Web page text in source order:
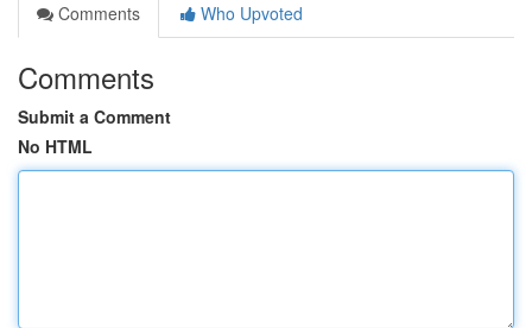
Comments
Who Upvoted
Comments
Submit a Comment
No HTML